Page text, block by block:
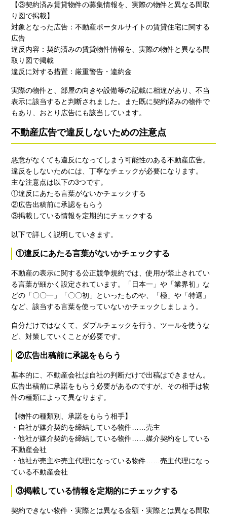
【③契約済み賃貸物件の募集情報を、実際の物件と異なる間取
り図で掲載】
対象となった広告：不動産ポータルサイトの賃貸住宅に関する
広告
違反内容：契約済みの賃貸物件情報を、実際の物件と異なる間
取り図で掲載
違反に対する措置：厳重警告・違約金
実際の物件と、部屋の向きや設備等の記載に相違があり、不当
表示に該当すると判断されました。また既に契約済みの物件で
もあり、おとり広告にも該当しています。
不動産広告で違反しないための注意点
悪意がなくても違反になってしまう可能性のある不動産広告。
違反をしないためには、丁寧なチェックが必要になります。
主な注意点は以下の3つです。
①違反にあたる言葉がないかチェックする
②広告出稿前に承認をもらう
③掲載している情報を定期的にチェックする
以下で詳しく説明していきます。
①違反にあたる言葉がないかチェックする
不動産の表示に関する公正競争規約では、使用が禁止されてい
る言葉が細かく設定されています。「日本一」や「業界初」な
どの「〇〇一」「〇〇初」といったものや、「極」や「特選」
など、該当する言葉を使っていないかチェックしましょう。
自分だけではなくて、ダブルチェックを行う、ツールを使うな
ど、対策していくことが必要です。
②広告出稿前に承認をもらう
基本的に、不動産会社は自社の判断だけで出稿はできません。
広告出稿前に承諾をもらう必要があるのですが、その相手は物
件の種類によって異なります。
【物件の種類別、承諾をもらう相手】
・自社が媒介契約を締結している物件……売主
・他社が媒介契約を締結している物件……媒介契約をしている
不動産会社
・他社が売主や売主代理になっている物件……売主代理になっ
ている不動産会社
③掲載している情報を定期的にチェックする
契約できない物件・実際とは異なる金額・実際とは異なる間取